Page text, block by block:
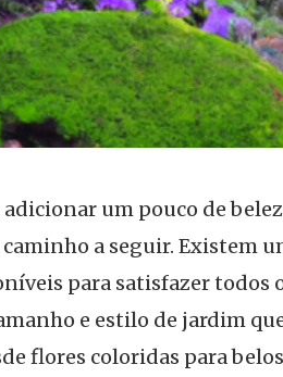
um pouco de
a seguir. Existem
para satisfazer todos
e estilo de jardim
flores coloridas para